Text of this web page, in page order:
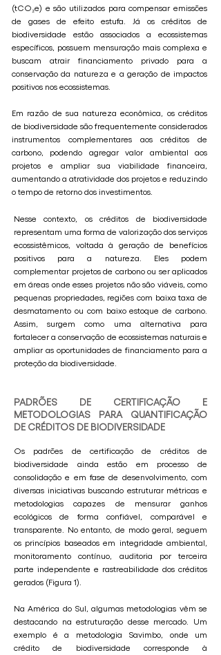
(tCO₂e) e são utilizados para compensar emissões
de gases de efeito estufa. Já os créditos de
biodiversidade estão associados a ecossistemas
específicos, possuem mensuração mais complexa e
buscam atrair financiamento privado para a
conservação da natureza e a geração de impactos
positivos nos ecossistemas.
Em razão de sua natureza econômica, os créditos
de biodiversidade são frequentemente considerados
instrumentos complementares aos créditos de
carbono, podendo agregar valor ambiental aos
projetos e ampliar sua viabilidade financeira,
aumentando a atratividade dos projetos e reduzindo
o tempo de retorno dos investimentos.
Nesse contexto, os créditos de biodiversidade
representam uma forma de valorização dos serviços
ecossistêmicos, voltada à geração de benefícios
positivos para a natureza. Eles podem
complementar projetos de carbono ou ser aplicados
em áreas onde esses projetos não são viáveis, como
pequenas propriedades, regiões com baixa taxa de
desmatamento ou com baixo estoque de carbono.
Assim, surgem como uma alternativa para
fortalecer a conservação de ecossistemas naturais e
ampliar as oportunidades de financiamento para a
proteção da biodiversidade.
PADRÕES DE CERTIFICAÇÃO E
METODOLOGIAS PARA QUANTIFICAÇÃO
DE CRÉDITOS DE BIODIVERSIDADE
Os padrões de certificação de créditos de
biodiversidade ainda estão em processo de
consolidação e em fase de desenvolvimento, com
diversas iniciativas buscando estruturar métricas e
metodologias capazes de mensurar ganhos
ecológicos de forma confiável, comparável e
transparente. No entanto, de modo geral, seguem
os princípios baseados em integridade ambiental,
monitoramento contínuo, auditoria por terceira
parte independente e rastreabilidade dos créditos
gerados (Figura 1).
Na América do Sul, algumas metodologias vêm se
destacando na estruturação desse mercado. Um
exemplo é a metodologia Savimbo, onde um
crédito de biodiversidade corresponde à